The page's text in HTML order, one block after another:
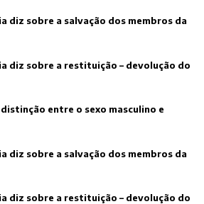
diz sobre a salvação dos membros da
diz sobre a restituição – devolução do
distinção entre o sexo masculino e
diz sobre a salvação dos membros da
diz sobre a restituição – devolução do